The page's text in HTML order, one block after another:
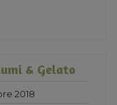
& Gelato
2018